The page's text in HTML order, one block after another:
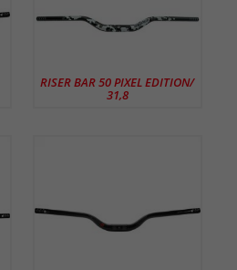
RISER BAR 50 PIXEL EDITION/
31,8